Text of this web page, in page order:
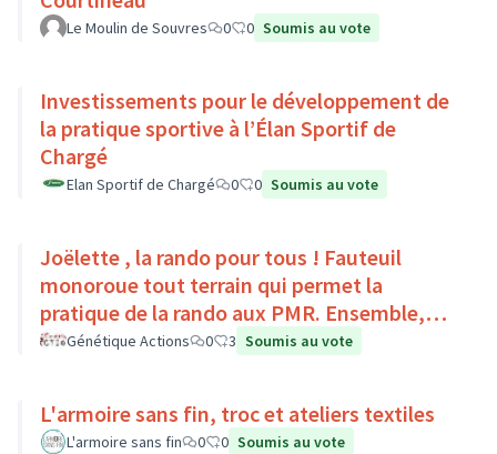
Le Moulin de Souvres 0 0 Soumis au vote
Investissements pour le développement de
la pratique sportive à l’Élan Sportif de
Chargé
Elan Sportif de Chargé 0 0 Soumis au vote
Joëlette , la rando pour tous ! Fauteuil
monoroue tout terrain qui permet la
pratique de la rando aux PMR. Ensemble,
faisons du sport :)
Génétique Actions 0 3 Soumis au vote
L'armoire sans fin, troc et ateliers textiles
L'armoire sans fin 0 0 Soumis au vote